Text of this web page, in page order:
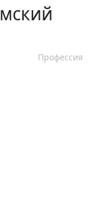
Профессия